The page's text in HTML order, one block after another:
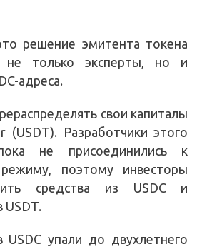
решение эмитента токена
не только эксперты, но и
адреса.
свои капиталы
(USDT). Разработчики этого
не присоединились к
поэтому инвесторы
средства из USDC и
USDT.
USDC упали до двухлетнего